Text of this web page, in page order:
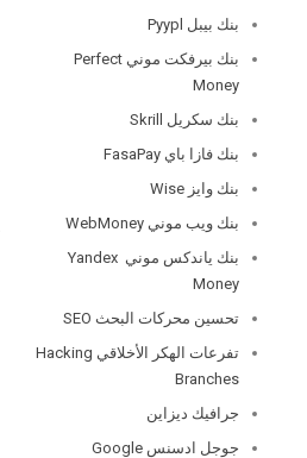
بنك بيبل Pyypl
بنك بيرفكت موني Perfect
Money
بنك سكريل Skrill
بنك فازا باي FasaPay
بنك وايز Wise
بنك ويب موني WebMoney
بنك ياندكس موني Yandex
Money
تحسين محركات البحث SEO
تفرعات الهكر الأخلاقي Hacking
Branches
جرافيك ديزاين
جوجل ادسنس Google